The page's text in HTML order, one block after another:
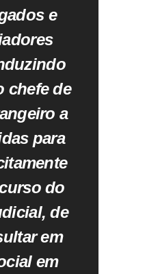
e
chefe de
a
para
do
de
em
em